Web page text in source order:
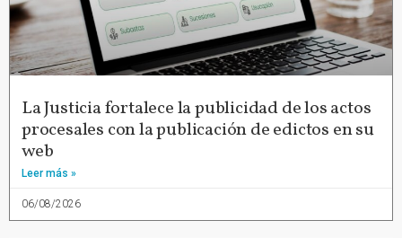
La Justicia fortalece la publicidad de los actos
procesales con la publicación de edictos en su
web
Leer más »
06/08/2026